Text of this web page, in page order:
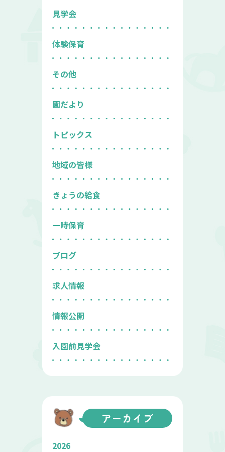
見学会
体験保育
その他
園だより
トピックス
地域の皆様
きょうの給食
一時保育
ブログ
求人情報
情報公開
入園前見学会
アーカイブ
2026